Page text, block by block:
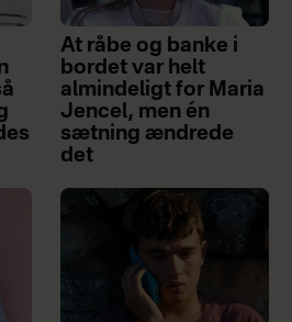
At råbe og banke i
bordet var helt
almindeligt for Maria
Jencel, men én
sætning ændrede
det